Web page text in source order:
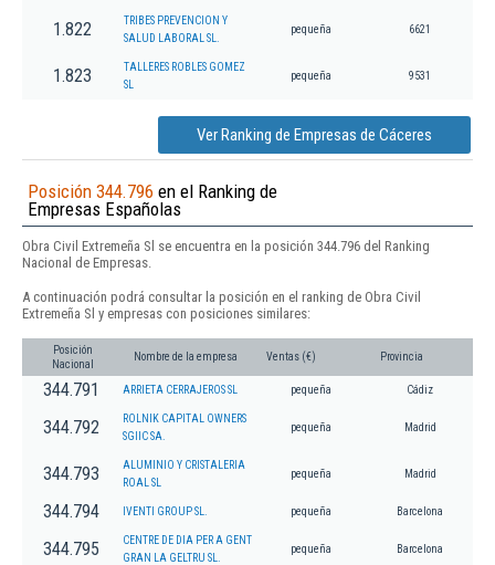
1.822
TRIBES PREVENCION Y
SALUD LABORAL SL.
pequeña 6621
1.823
TALLERES ROBLES GOMEZ
SL
pequeña 9531
Ver Ranking de Empresas de Cáceres
Posición 344.796 en el Ranking de
Empresas Españolas
Obra Civil Extremeña Sl se encuentra en la posición 344.796 del Ranking
Nacional de Empresas.
A continuación podrá consultar la posición en el ranking de Obra Civil
Extremeña Sl y empresas con posiciones similares:
Posición
Nacional
Nombre de la empresa Ventas (€) Provincia
344.791 ARRIETA CERRAJEROS SL pequeña Cádiz
344.792
ROLNIK CAPITAL OWNERS
SGIIC SA.
pequeña Madrid
344.793
ALUMINIO Y CRISTALERIA
ROAL SL
pequeña Madrid
344.794 IVENTI GROUP SL. pequeña Barcelona
344.795
CENTRE DE DIA PER A GENT
GRAN LA GELTRU SL.
pequeña Barcelona